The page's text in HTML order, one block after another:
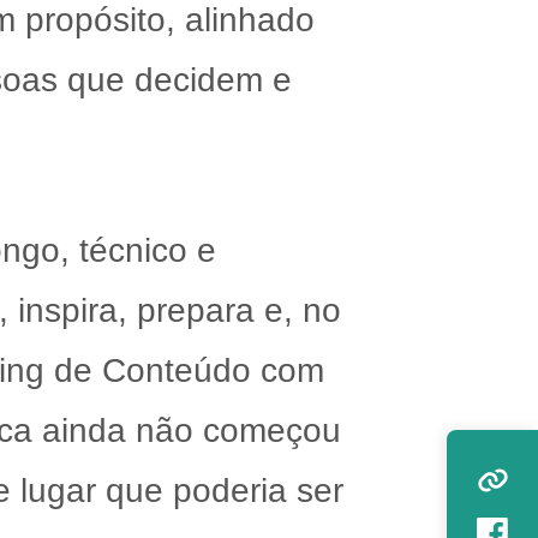
propósito, alinhado
que decidem e
técnico e
inspira, prepara e, no
de Conteúdo com
ainda não começou
lugar que poderia ser